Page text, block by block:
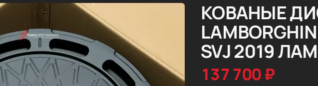
КОВАНЫЕ
SVJ 2019
137 700 ₽